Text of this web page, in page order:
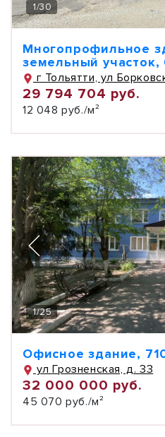
1/30
Многопрофильное
земельный участок,
г Тольятти, ул
29 794 704 руб.
12 048 руб./м²
1/25
Офисное здание,
ул Грозненская, д. 33
32 000 000 руб.
45 070 руб./м²